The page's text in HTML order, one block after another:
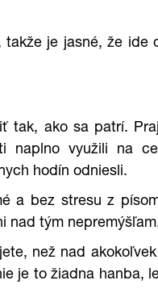
je jasné, že ide
tak, ako sa patrí.
naplno využili na
hodín odniesli.
a bez stresu z
nad tým
než nad
je to žiadna hanba,